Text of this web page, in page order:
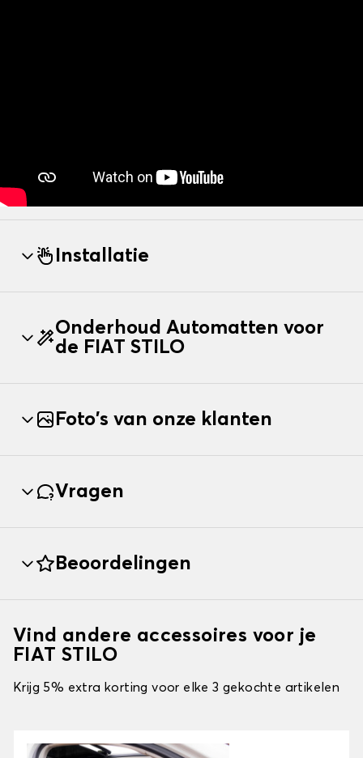
Installatie
Onderhoud Automatten voor
de FIAT STILO
Foto's van onze klanten
Vragen
Beoordelingen
Vind andere accessoires voor je
FIAT STILO
Krijg 5% extra korting voor elke 3 gekochte artikelen